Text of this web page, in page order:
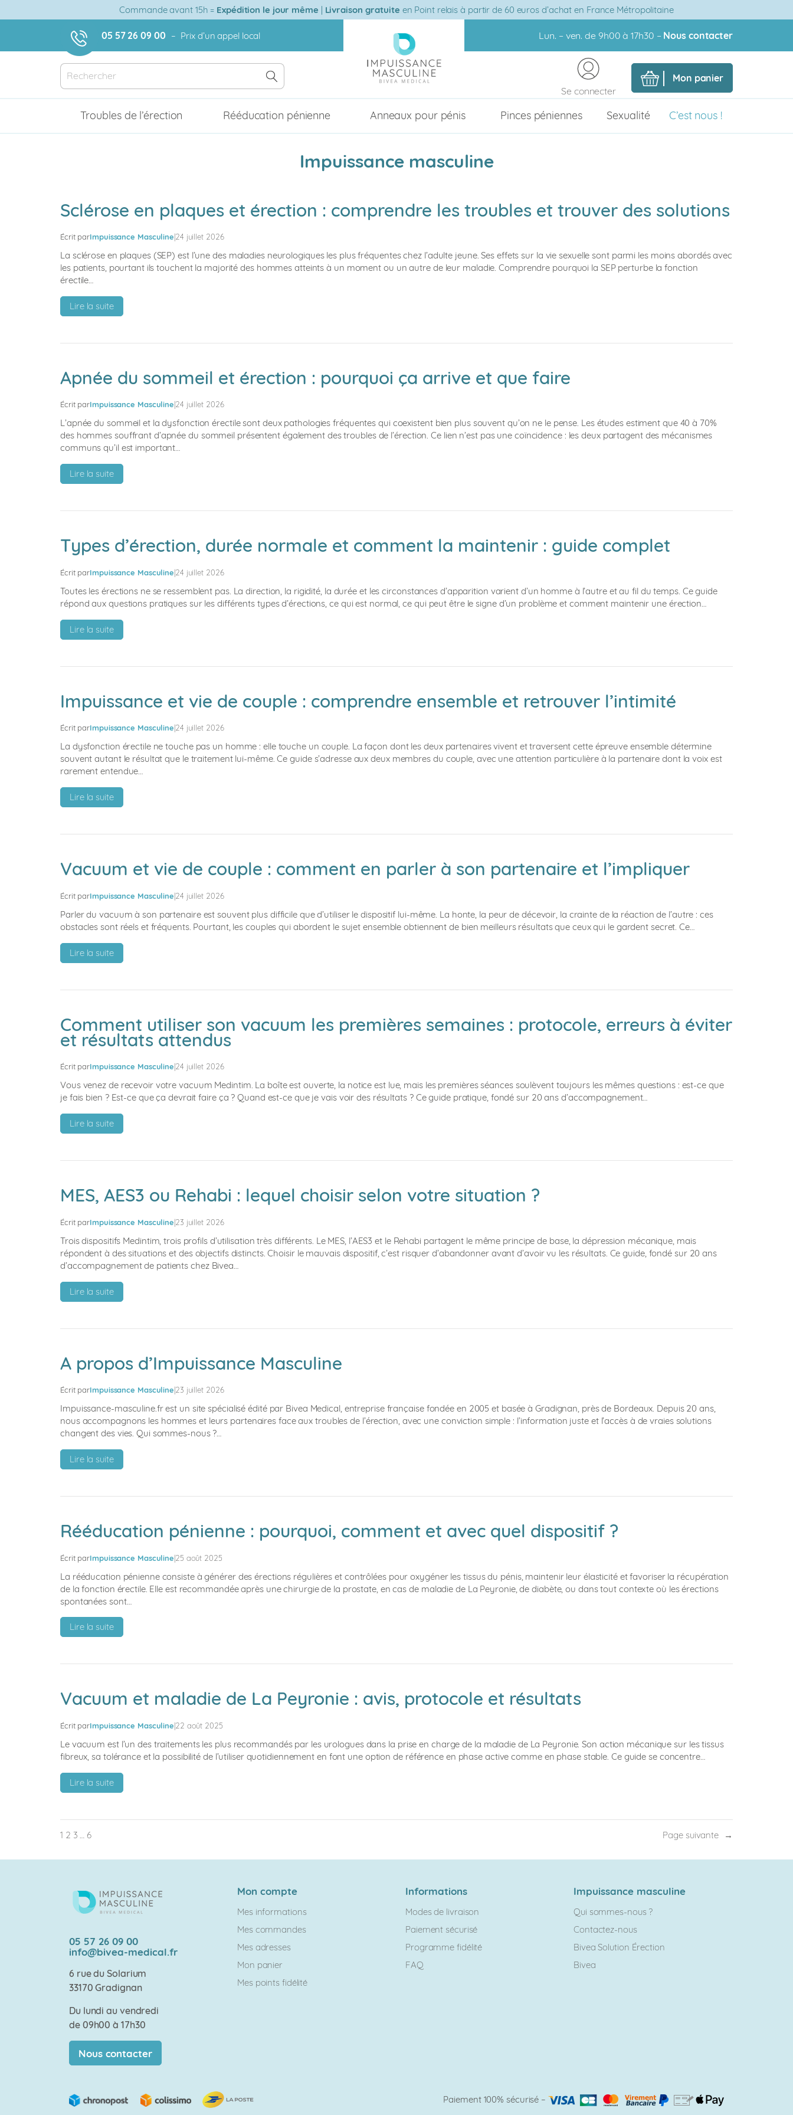
au
Commande avant 15h = Expédition le jour même | Livraison gratuite en Point relais à partir de 60 euros d’achat en France Métropolitaine
05 57 26 09 00 – Prix d’un appel local Lun. – ven. de 9h00 à 17h30 – Nous contacter
Mon panier
Se connecter
Troubles de l’érection Rééducation pénienne Anneaux pour pénis Pinces péniennes Sexualité C’est nous !
Impuissance masculine
Sclérose en plaques et érection : comprendre les troubles et trouver des solutions
Écrit parImpuissance Masculine|24 juillet 2026
La sclérose en plaques (SEP) est l’une des maladies neurologiques les plus fréquentes chez l’adulte jeune. Ses effets sur la vie sexuelle sont parmi les moins abordés avec
les patients, pourtant ils touchent la majorité des hommes atteints à un moment ou un autre de leur maladie. Comprendre pourquoi la SEP perturbe la fonction
érectile…
Lire la suite:
Sclérose
plaques
érection
les
troubles
et
trouver
des
solutions
Apnée du sommeil et érection : pourquoi ça arrive et que faire
Écrit parImpuissance Masculine|24 juillet 2026
L’apnée du sommeil et la dysfonction érectile sont deux pathologies fréquentes qui coexistent bien plus souvent qu’on ne le pense. Les études estiment que 40 à 70%
des hommes souffrant d’apnée du sommeil présentent également des troubles de l’érection. Ce lien n’est pas une coïncidence : les deux partagent des mécanismes
communs qu’il est important…
Lire la suite:
Apnée
sommeil
érection
ça
arrive
et
faire
Types d’érection, durée normale et comment la maintenir : guide complet
Écrit parImpuissance Masculine|24 juillet 2026
Toutes les érections ne se ressemblent pas. La direction, la rigidité, la durée et les circonstances d’apparition varient d’un homme à l’autre et au fil du temps. Ce guide
répond aux questions pratiques sur les différents types d’érections, ce qui est normal, ce qui peut être le signe d’un problème et comment maintenir une érection…
Lire la suite:
Types
durée
comment
maintenir
:
guide
complet
Impuissance et vie de couple : comprendre ensemble et retrouver l’intimité
Écrit parImpuissance Masculine|24 juillet 2026
La dysfonction érectile ne touche pas un homme : elle touche un couple. La façon dont les deux partenaires vivent et traversent cette épreuve ensemble détermine
souvent autant le résultat que le traitement lui-même. Ce guide s’adresse aux deux membres du couple, avec une attention particulière à la partenaire dont la voix est
rarement entendue…
Lire la suite:
Impuissance
vie
:
ensemble
et
retrouver
Vacuum et vie de couple : comment en parler à son partenaire et l’impliquer
Écrit parImpuissance Masculine|24 juillet 2026
Parler du vacuum à son partenaire est souvent plus difficile que d’utiliser le dispositif lui-même. La honte, la peur de décevoir, la crainte de la réaction de l’autre : ces
obstacles sont réels et fréquents. Pourtant, les couples qui abordent le sujet ensemble obtiennent de bien meilleurs résultats que ceux qui le gardent secret. Ce…
Lire la suite:
Vacuum
vie
couple
:
comment
parler
à
son
et
l’impliquer
Comment utiliser son vacuum les premières semaines : protocole, erreurs à éviter
et résultats attendus
Écrit parImpuissance Masculine|24 juillet 2026
Vous venez de recevoir votre vacuum Medintim. La boîte est ouverte, la notice est lue, mais les premières séances soulèvent toujours les mêmes questions : est-ce que
je fais bien ? Est-ce que ça devrait faire ça ? Quand est-ce que je vais voir des résultats ? Ce guide pratique, fondé sur 20 ans d’accompagnement…
Lire la suite:
Comment
son
les
premières
:
protocole,
erreurs
à
et
résultats
MES, AES3 ou Rehabi : lequel choisir selon votre situation ?
Écrit parImpuissance Masculine|23 juillet 2026
Trois dispositifs Medintim, trois profils d’utilisation très différents. Le MES, l’AES3 et le Rehabi partagent le même principe de base, la dépression mécanique, mais
répondent à des situations et des objectifs distincts. Choisir le mauvais dispositif, c’est risquer d’abandonner avant d’avoir vu les résultats. Ce guide, fondé sur 20 ans
d’accompagnement de patients chez Bivea…
Lire la suite:
MES,
ou
lequel
selon
votre
situation
?
A propos d’Impuissance Masculine
Écrit parImpuissance Masculine|23 juillet 2026
Impuissance-masculine.fr est un site spécialisé édité par Bivea Medical, entreprise française fondée en 2005 et basée à Gradignan, près de Bordeaux. Depuis 20 ans,
nous accompagnons les hommes et leurs partenaires face aux troubles de l’érection, avec une conviction simple : l’information juste et l’accès à de vraies solutions
changent des vies. Qui sommes-nous ?…
Lire la suite:
A
d’Impuissance
Rééducation pénienne : pourquoi, comment et avec quel dispositif ?
Écrit parImpuissance Masculine|25 août 2025
La rééducation pénienne consiste à générer des érections régulières et contrôlées pour oxygéner les tissus du pénis, maintenir leur élasticité et favoriser la récupération
de la fonction érectile. Elle est recommandée après une chirurgie de la prostate, en cas de maladie de La Peyronie, de diabète, ou dans tout contexte où les érections
spontanées sont…
Lire la suite:
Rééducation
:
comment
et
quel
dispositif
?
Vacuum et maladie de La Peyronie : avis, protocole et résultats
Écrit parImpuissance Masculine|22 août 2025
Le vacuum est l’un des traitements les plus recommandés par les urologues dans la prise en charge de la maladie de La Peyronie. Son action mécanique sur les tissus
fibreux, sa tolérance et la possibilité de l’utiliser quotidiennement en font une option de référence en phase active comme en phase stable. Ce guide se concentre…
Lire la suite:
Vacuum
maladie
Peyronie
protocole
et
1 2 3 … 6 Page suivante →
05 57 26 09 00
info@bivea-medical.fr
6 rue du Solarium
33170 Gradignan
Du lundi au vendredi
de 09h00 à 17h30
Nous contacter
Mon compte
Mes informations
Mes commandes
Mes adresses
Mon panier
Mes points fidélité
Informations
Modes de livraison
Paiement sécurisé
Programme fidélité
FAQ
Impuissance masculine
Qui sommes-nous ?
Contactez-nous
Bivea Solution Érection
Bivea
Paiement 100% sécurisé –